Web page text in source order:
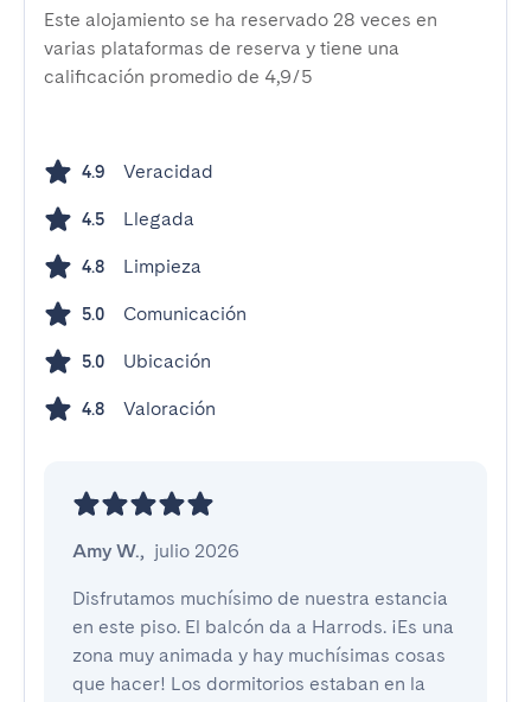
Este alojamiento se ha reservado 28 veces en
varias plataformas de reserva y tiene una
calificación promedio de 4,9/5
4.9 Veracidad
4.5 Llegada
4.8 Limpieza
5.0 Comunicación
5.0 Ubicación
4.8 Valoración
Amy W., julio 2026
Disfrutamos muchísimo de nuestra estancia
en este piso. El balcón da a Harrods. ¡Es una
zona muy animada y hay muchísimas cosas
que hacer! Los dormitorios estaban en la